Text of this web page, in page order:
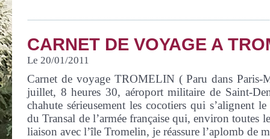
CARNET DE VOYAGE A
Le 20/01/2011
Carnet de voyage TROMELIN ( Paru dans
juillet, 8 heures 30, aéroport militaire de Saint-
chahute sérieusement les cocotiers qui s’alignent
du Transal de l’armée française qui, environ toutes
liaison avec l’île Tromelin, je réassure l’aplomb de